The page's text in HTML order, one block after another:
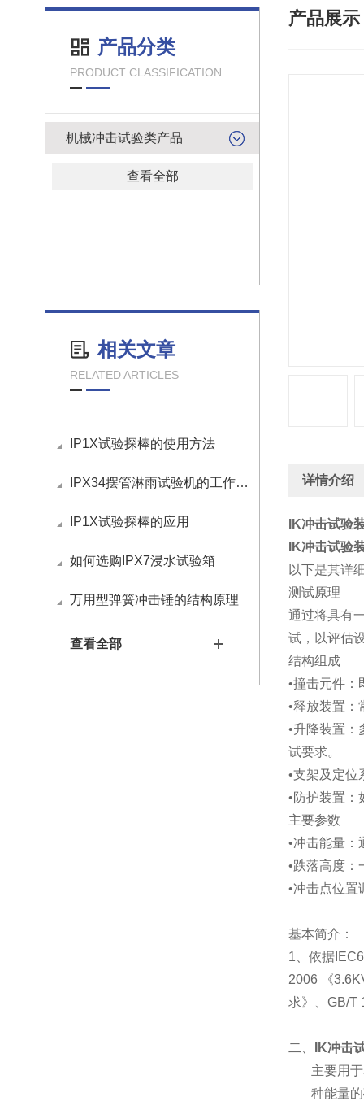
产品分类
PRODUCT CLASSIFICATION
机械冲击试验类产品
查看全部
相关文章
RELATED ARTICLES
IP1X试验探棒的使用方法
IPX34摆管淋雨试验机的工作原理
IP1X试验探棒的应用
如何选购IPX7浸水试验箱
万用型弹簧冲击锤的结构原理
查看全部
产品展示
详情介绍
IK冲击试验
IK冲击试验
以下是其详
测试原理
通过将具有
试，以评估
结构组成
•撞击元件：
•释放装置：
•升降装置：
试要求。
•支架及定位
•防护装置：
主要参数
•冲击能量：
•跌落高度：
•冲击点位置
基本简介：
1、 依据
2006 《
求》、GB/T
二、
IK冲击
主要用
种能量